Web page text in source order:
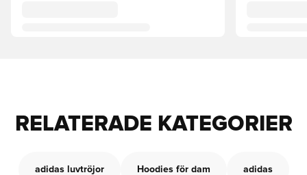
RELATERADE KATEGORIER
adidas luvtröjor Hoodies för dam adidas